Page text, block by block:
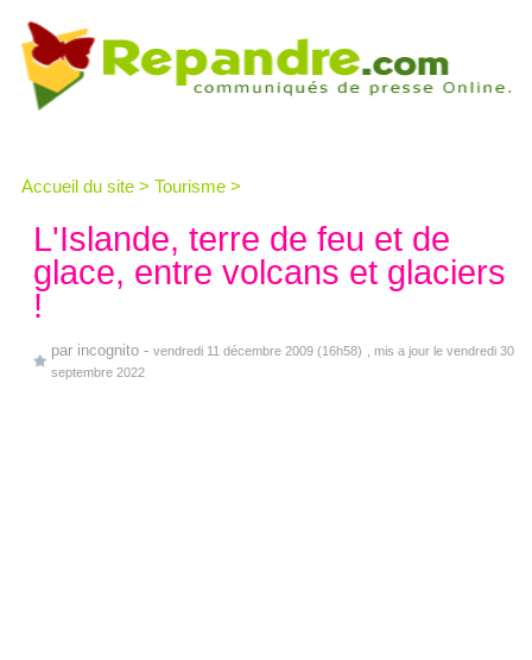
Accueil du site > Tourisme >
L'Islande, terre de feu et de
glace, entre volcans et glaciers
!
par incognito - vendredi 11 décembre 2009 (16h58)
, mis a jour le vendredi 30
septembre 2022